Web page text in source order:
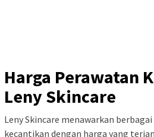
Harga Perawatan
Leny Skincare
Leny Skincare menawarkan
kecantikan dengan harga yang